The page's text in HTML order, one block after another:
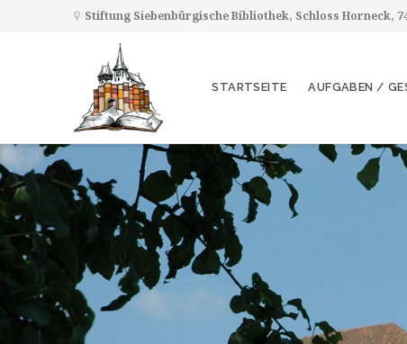
Stiftung Siebenbürgische Bibliothek, Schloss Horneck,
STARTSEITE AUFGABEN /